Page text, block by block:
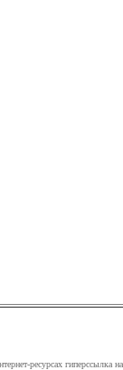
ресурсах гиперссылка